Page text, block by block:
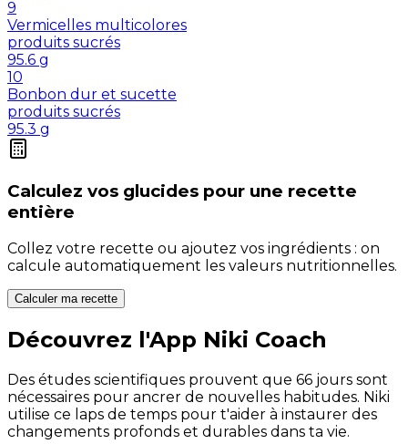
9
Vermicelles multicolores
produits sucrés
95.6 g
10
Bonbon dur et sucette
produits sucrés
95.3 g
Calculez vos glucides pour une recette
entière
Collez votre recette ou ajoutez vos ingrédients : on
calcule automatiquement les valeurs nutritionnelles.
Calculer ma recette
Découvrez l'App Niki Coach
Des études scientifiques prouvent que 66 jours sont
nécessaires pour ancrer de nouvelles habitudes. Niki
utilise ce laps de temps pour t'aider à instaurer des
changements profonds et durables dans ta vie.